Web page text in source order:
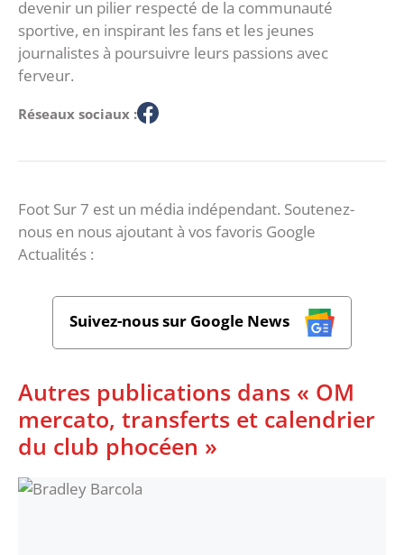
devenir un pilier respecté de la communauté
sportive, en inspirant les fans et les jeunes
journalistes à poursuivre leurs passions avec
ferveur.
Réseaux sociaux :
Foot Sur 7 est un média indépendant. Soutenez-
nous en nous ajoutant à vos favoris Google
Actualités :
Suivez-nous sur Google News
Autres publications dans « OM
mercato, transferts et calendrier
du club phocéen »